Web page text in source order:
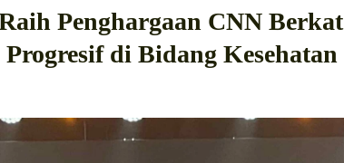
Penghargaan CNN Berkat
di Bidang Kesehatan